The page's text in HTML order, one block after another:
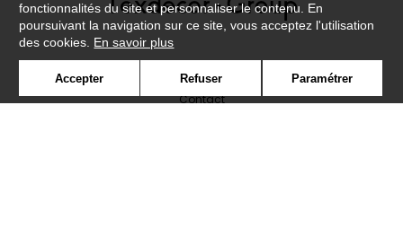
Contact
fonctionnalités du site et personnaliser le contenu. En
poursuivant la navigation sur ce site, vous acceptez l'utilisation
des cookies. En savoir plus
Accepter Refuser Paramétrer